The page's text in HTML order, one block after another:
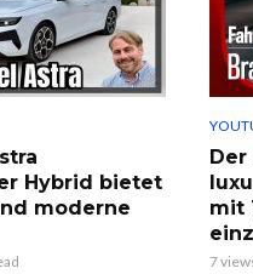
Hybrid bietet
moderne
Der
mit
7